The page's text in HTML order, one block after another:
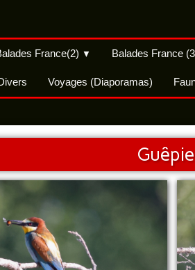
France(2) ▼ Balades France
Voyages (Diaporamas)